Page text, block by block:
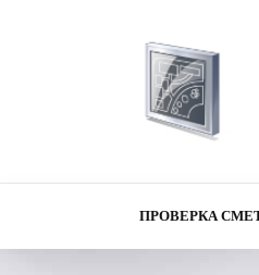
ПРОВЕРКА